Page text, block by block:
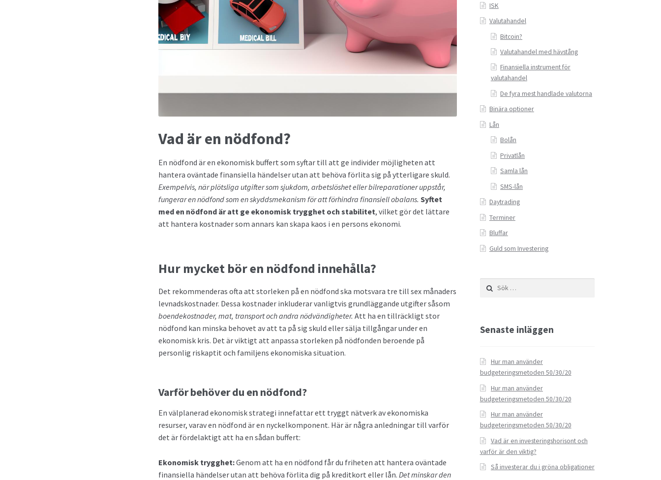
Vad är en nödfond?
En nödfond är en ekonomisk buffert som syftar till att ge individer möjligheten att
hantera oväntade finansiella händelser utan att behöva förlita sig på ytterligare skuld.
Exempelvis, när plötsliga utgifter som sjukdom, arbetslöshet eller bilreparationer uppstår,
fungerar en nödfond som en skyddsmekanism för att förhindra finansiell obalans. Syftet
med en nödfond är att ge ekonomisk trygghet och stabilitet, vilket gör det lättare
att hantera kostnader som annars kan skapa kaos i en persons ekonomi.
Hur mycket bör en nödfond innehålla?
Det rekommenderas ofta att storleken på en nödfond ska motsvara tre till sex månaders
levnadskostnader. Dessa kostnader inkluderar vanligtvis grundläggande utgifter såsom
boendekostnader, mat, transport och andra nödvändigheter. Att ha en tillräckligt stor
nödfond kan minska behovet av att ta på sig skuld eller sälja tillgångar under en
ekonomisk kris. Det är viktigt att anpassa storleken på nödfonden beroende på
personlig riskaptit och familjens ekonomiska situation.
Varför behöver du en nödfond?
En välplanerad ekonomisk strategi innefattar ett tryggt nätverk av ekonomiska
resurser, varav en nödfond är en nyckelkomponent. Här är några anledningar till varför
det är fördelaktigt att ha en sådan buffert:
Ekonomisk trygghet:Genom att ha en nödfond får du friheten att hantera oväntade
finansiella händelser utan att behöva förlita dig på kreditkort eller lån. Det minskar den
ISK
Valutahandel
Bitcoin?
Valutahandel med hävstång
Finansiella instrument för
valutahandel
De fyra mest handlade valutorna
Binära optioner
Lån
Bolån
Privatlån
Samla lån
SMS-lån
Daytrading
Terminer
Bluffar
Guld som Investering
efter:
Senaste inläggen
Hur man använder
budgeteringsmetoden 50/30/20
Hur man använder
budgeteringsmetoden 50/30/20
Hur man använder
budgeteringsmetoden 50/30/20
Vad är en investeringshorisont och
varför är den viktig?
Så investerar du i gröna obligationer